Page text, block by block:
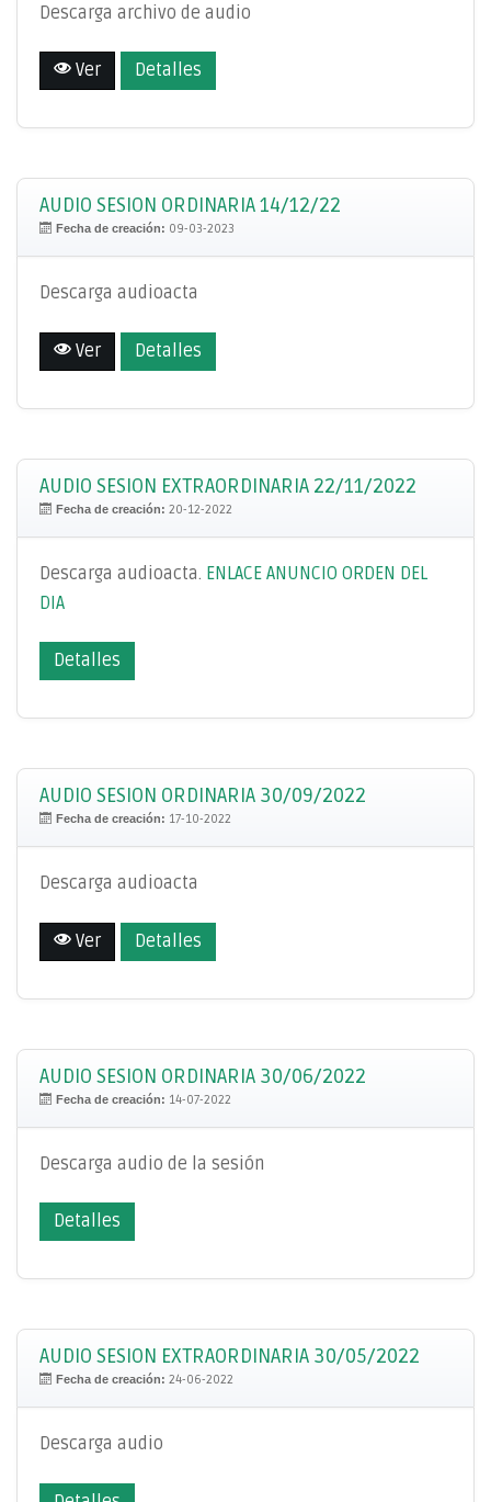
Descarga archivo de audio
Ver Detalles
AUDIO SESION ORDINARIA 14/12/22
Fecha de creación: 09-03-2023
Descarga audioacta
Ver Detalles
AUDIO SESION EXTRAORDINARIA 22/11/2022
Fecha de creación: 20-12-2022
Descarga audioacta. ENLACE ANUNCIO ORDEN DEL
DIA
Detalles
AUDIO SESION ORDINARIA 30/09/2022
Fecha de creación: 17-10-2022
Descarga audioacta
Ver Detalles
AUDIO SESION ORDINARIA 30/06/2022
Fecha de creación: 14-07-2022
Descarga audio de la sesión
Detalles
AUDIO SESION EXTRAORDINARIA 30/05/2022
Fecha de creación: 24-06-2022
Descarga audio